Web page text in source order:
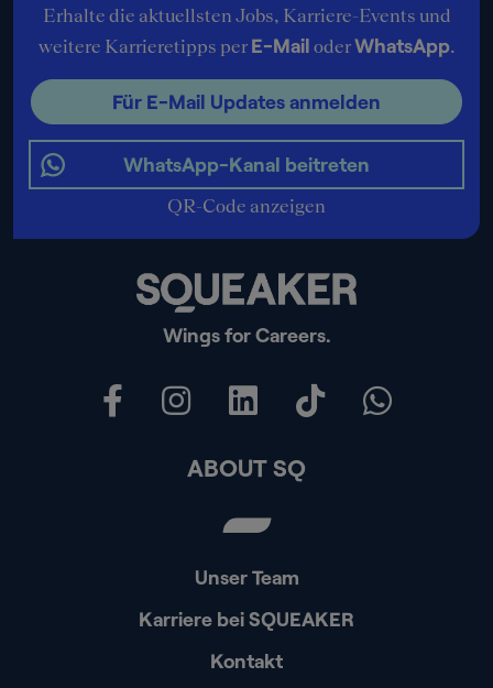
Wings for Careers.
Erhalte die aktuellsten Jobs, Karriere-Events und
weitere Karrieretipps per E-Mail oderWhatsApp.
Für E-Mail Updates anmelden
WhatsApp-Kanal beitreten
QR-Code anzeigen
ABOUT SQ
Unser Team
Karriere bei SQUEAKER
Kontakt